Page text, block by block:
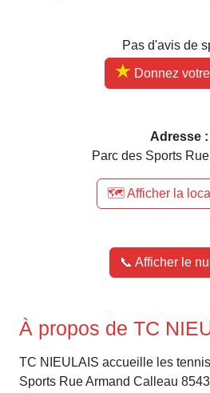
Pas d'avis de
Donnez
Adresse :
Parc des Sports
🗺️ Afficher la
📞 Afficher le
À propos de TC
TC NIEULAIS accueille les
Sports Rue Armand Calleau